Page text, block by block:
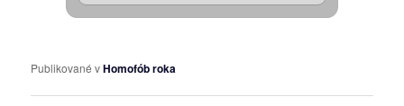
Publikované vHomofób roka